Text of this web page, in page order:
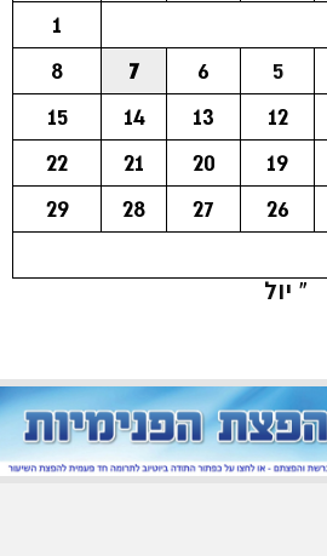
1
5
6
7
8
12
13
14
15
19
20
21
22
26
27
28
29
« יול